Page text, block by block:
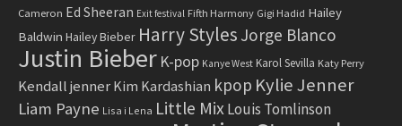
Cameron Ed Sheeran Exit festival Fifth Harmony Gigi Hadid Hailey
Baldwin Hailey Bieber Harry Styles Jorge Blanco
Justin Bieber K-pop Kanye West Karol Sevilla Katy Perry
Kendall jenner Kim Kardashian kpop Kylie Jenner
Liam Payne Lisa i Lena Little MixLouis Tomlinson